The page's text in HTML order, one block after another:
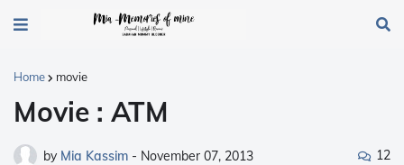
Home movie
Movie : ATM
by Mia Kassim - November 07, 2013 12